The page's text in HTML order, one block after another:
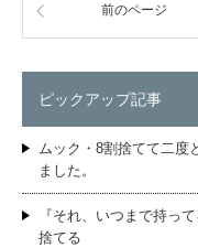
前のページ
ピックアップ記事
ムック・8割捨てて二度
ました。
『それ、いつまで持っ
捨てる